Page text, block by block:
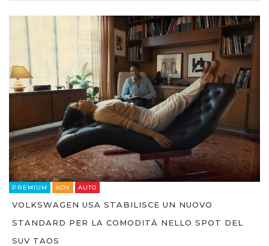
PREMIUM ADV AUTO
VOLKSWAGEN USA STABILISCE UN NUOVO
STANDARD PER LA COMODITÀ NELLO SPOT DEL
SUV TAOS